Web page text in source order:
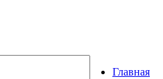
Главная